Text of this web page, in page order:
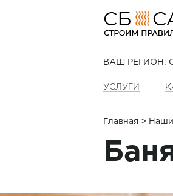
ВАШ РЕГИОН:
УСЛУГИ
Главная > Наши